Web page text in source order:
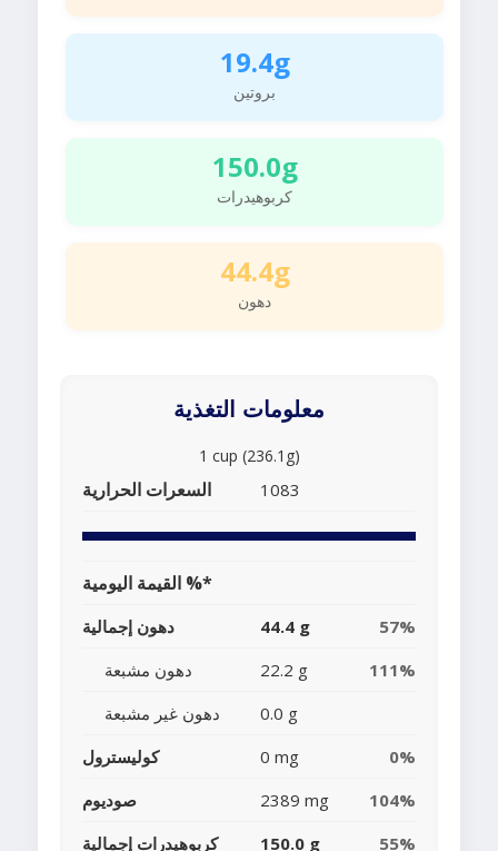
19.4g
بروتين
150.0g
كربوهيدرات
44.4g
دهون
معلومات التغذية
1 cup (236.1g)
السعرات الحرارية 1083
القيمة اليومية %*
دهون إجمالية 44.4 g
57%
دهون مشبعة
22.2 g
111%
دهون غير مشبعة
0.0 g
كوليسترول
0 mg
0%
صوديوم
2389 mg
104%
كربوهيدرات إجمالية
150.0 g 55%